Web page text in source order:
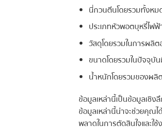
นี่กวนตีนโดยรวมทั้งหม
ประเภทหัวพอตบุหรี่ไฟ
วัสดุโดยรวมในการผ
ขนาดโดยรวมในปัจจุบั
น้ำหนักโดยรวมของผ
ข้อมูลเหล่านี้เป็นข้อมูลเชิง
ข้อมูลเหล่านี้น่าจะช่วยคุณ
พลาดในการตัดสินใจและใ